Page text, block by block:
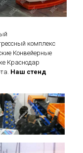
комплекс
Конвейерные
Краснодар
Наш стенд